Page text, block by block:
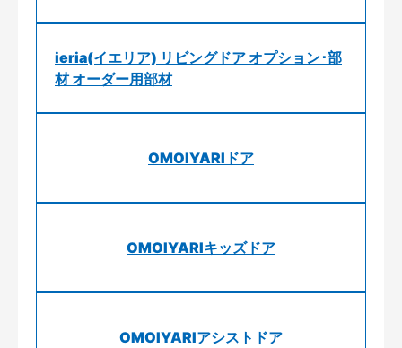
ieria(イエリア) リビングドア オプション･部
材 オーダー用部材
OMOIYARIドア
OMOIYARIキッズドア
OMOIYARIアシストドア